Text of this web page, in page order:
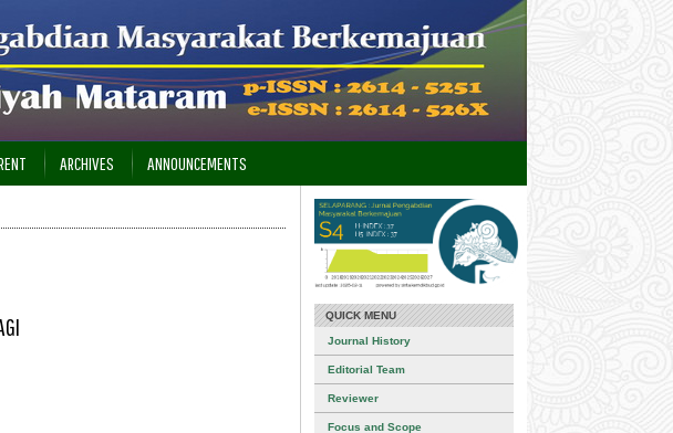
QUICK MENU
Journal History
Editorial Team
Reviewer
Focus and Scope
ARCHIVES ANNOUNCEMENTS